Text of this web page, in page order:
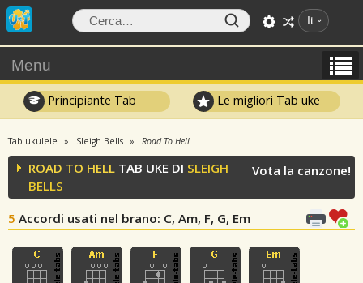
It
Menu
Principiante Tab Le migliori Tab uke
Tab ukulele Sleigh Bells Road To Hell
ROAD TO HELL TAB UKE DI SLEIGH
BELLS
5 Accordi usati nel brano: C, Am, F, G, Em
Vota la canzone!